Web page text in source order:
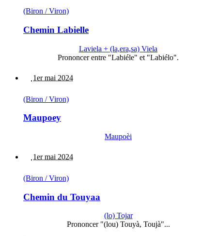
(Biron / Viron)
Chemin Labielle
Laviela + (la,era,sa) Viela
Prononcer entre "Labiéle" et "Labiélo".
1er mai 2024
(Biron / Viron)
Maupoey
Maupoèi
1er mai 2024
(Biron / Viron)
Chemin du Touyaa
(lo) Tojar
Prononcer "(lou) Touyà, Toujà"...